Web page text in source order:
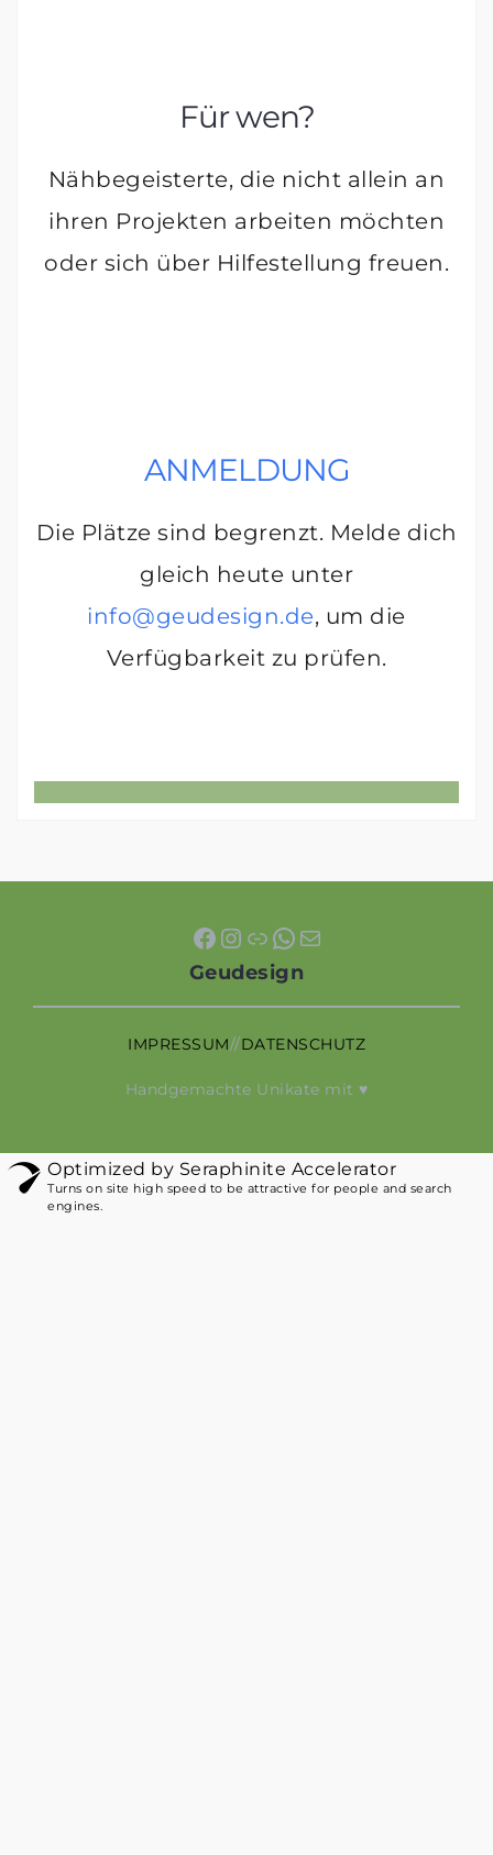
Für wen?
Nähbegeisterte, die nicht allein an
ihren Projekten arbeiten möchten
oder sich über Hilfestellung freuen.
ANMELDUNG
Die Plätze sind begrenzt. Melde dich
gleich heute unter
info@geudesign.de, um die
Verfügbarkeit zu prüfen.
Facebook
Instagram
LinkWhatsApp
E-Mail
Geudesign
IMPRESSUM//DATENSCHUTZ
Handgemachte Unikate mit ♥
Optimized by Seraphinite Accelerator
Turns on site high speed to be attractive for people and search
engines.